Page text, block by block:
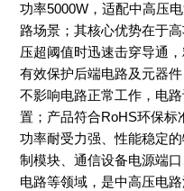
功率5000W，适配中高压
路场景；其核心优势在于
压超阈值时迅速击穿导通
有效保护后端电路及元器
不影响电路正常工作，电
置；产品符合RoHS环保标
功率耐受力强、性能稳定
制模块、通信设备电源端
电路等领域，是中高压电